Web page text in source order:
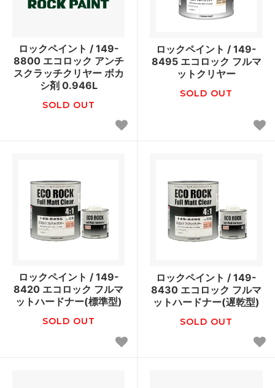
ロックペイント / 149-
8800 エコロック アンチ
スクラッチクリヤー ボカ
シ剤 0.946L
SOLD OUT
ロックペイント / 149-
8495 エコロック フルマ
ットクリヤー
SOLD OUT
ロックペイント / 149-
8420 エコロック フルマ
ットハードナー(標準型)
SOLD OUT
ロックペイント / 149-
8430 エコロック フルマ
ットハードナー(遅乾型)
SOLD OUT